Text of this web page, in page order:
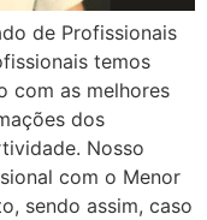
de Profissionais
temos
com as melhores
dos
Nosso
com o Menor
sendo assim, caso